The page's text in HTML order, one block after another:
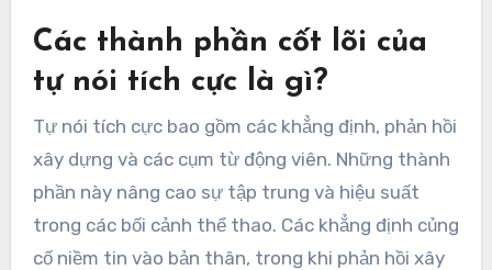
Các thành phần cốt lõi của
tự nói tích cực là gì?
Tự nói tích cực bao gồm các khẳng định, phản hồi
xây dựng và các cụm từ động viên. Những thành
phần này nâng cao sự tập trung và hiệu suất
trong các bối cảnh thể thao. Các khẳng định củng
cố niềm tin vào bản thân, trong khi phản hồi xây